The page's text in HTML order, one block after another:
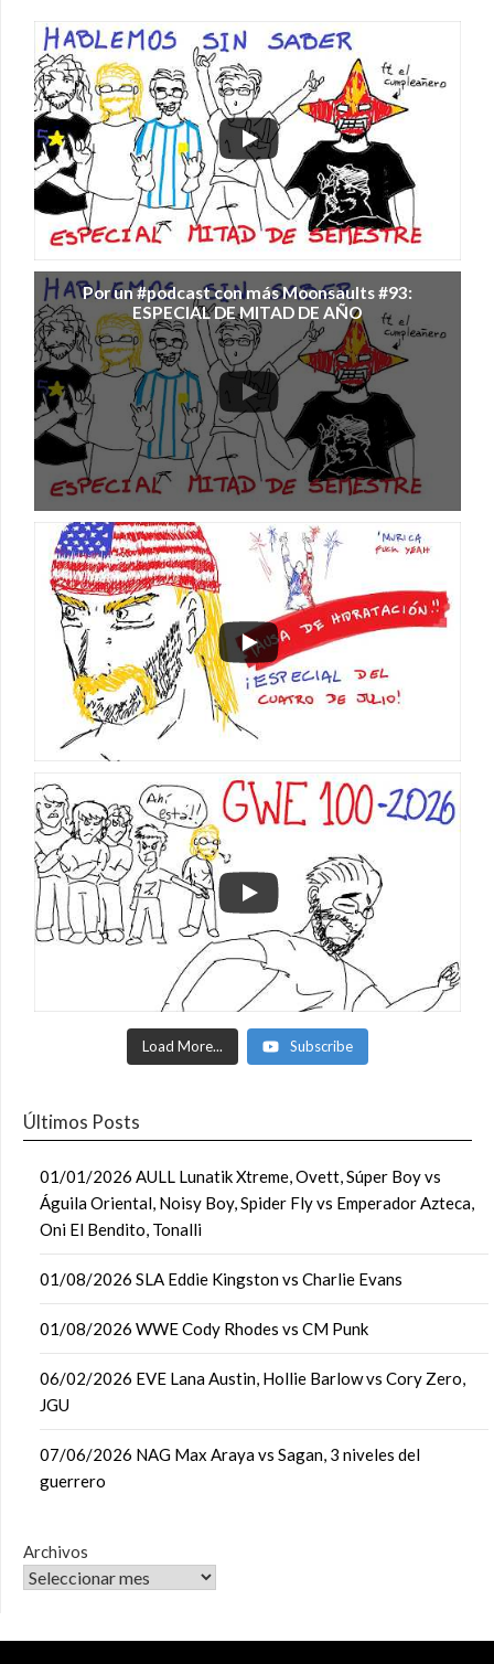
Por un #podcast con más Moonsaults #93:
ESPECIAL DE MITAD DE AÑO
Load More... Subscribe
Últimos Posts
01/01/2026 AULL Lunatik Xtreme, Ovett, Súper Boy vs
Águila Oriental, Noisy Boy, Spider Fly vs Emperador Azteca,
Oni El Bendito, Tonalli
01/08/2026 SLA Eddie Kingston vs Charlie Evans
01/08/2026 WWE Cody Rhodes vs CM Punk
06/02/2026 EVE Lana Austin, Hollie Barlow vs Cory Zero,
JGU
07/06/2026 NAG Max Araya vs Sagan, 3 niveles del
guerrero
Archivos